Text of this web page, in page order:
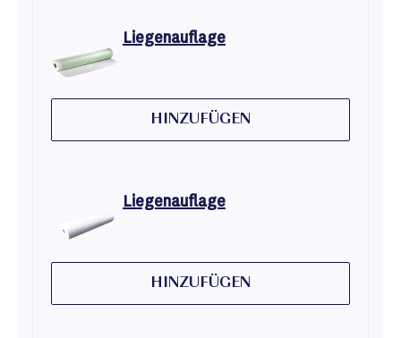
Liegenauflage
HINZUFÜGEN
Liegenauflage
HINZUFÜGEN